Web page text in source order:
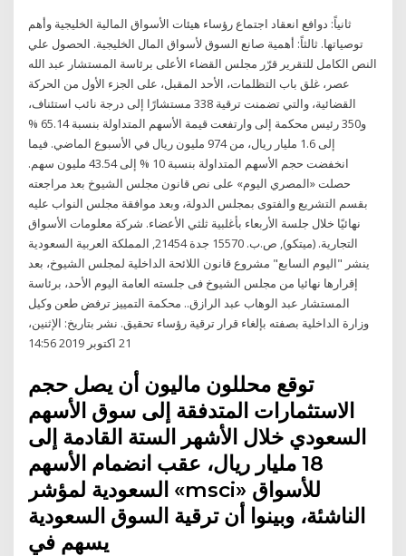
ثانياً: دوافع انعقاد اجتماع رؤساء هيئات الأسواق المالية الخليجية وأهم
توصياتها. ثالثاً: أهمية صانع السوق لأسواق المال الخليجية. الحصول علي
النص الكامل للتقرير قرّر مجلس القضاء الأعلى برئاسة المستشار عبد الله
عصر، غلق باب التظلمات، الأحد المقبل، على الجزء الأول من الحركة
القضائية، والتي تضمنت ترقية 338 مستشارًا إلى درجة نائب استئناف،
و350 رئيس محكمة إلى وارتفعت قيمة الأسهم المتداولة بنسبة 65.14 %
إلى 1.6 مليار ريال، من 974 مليون ريال في الأسبوع الماضي. فيما
انخفضت حجم الأسهم المتداولة بنسبة 10 % إلى 43.54 مليون سهم.
حصلت «المصري اليوم» على نص قانون مجلس الشيوخ بعد مراجعته
بقسم التشريع والفتوى بمجلس الدولة، وبعد موافقة مجلس النواب عليه
نهائيًا خلال جلسة الأربعاء بأغلبية ثلثي الأعضاء. شركة معلومات الأسواق
التجارية. (ميتكو), ص.ب. 15570 جدة 21454, المملكة العربية السعودية
ينشر "اليوم السابع" مشروع قانون اللائحة الداخلية لمجلس الشيوخ، بعد
إقرارها نهائيا من مجلس الشيوخ فى جلسته العامة اليوم الأحد، برئاسة
المستشار عبد الوهاب عبد الرازق.. محكمة التمييز ترفض طعن وكيل
وزارة الداخلية بصفته بإلغاء قرار ترقية رؤساء تحقيق. نشر بتاريخ: الإثنين،
21 اكتوبر 2019 14:56
توقع محللون ماليون أن يصل حجم
الاستثمارات المتدفقة إلى سوق الأسهم
السعودي خلال الأشهر الستة القادمة إلى
18 مليار ريال، عقب انضمام الأسهم
السعودية لمؤشر «msci» للأسواق
الناشئة، وبينوا أن ترقية السوق السعودية
يسهم في